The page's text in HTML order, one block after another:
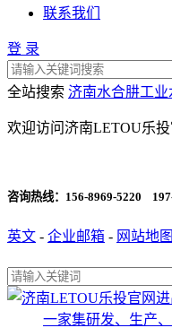
联系我们
登 录
全站搜索 济南水合肼工业
欢迎访问济南LETOU乐
咨询热线： 156-8969-5220
英文 - 企业邮箱 - 网站地图
一家集研发、生产